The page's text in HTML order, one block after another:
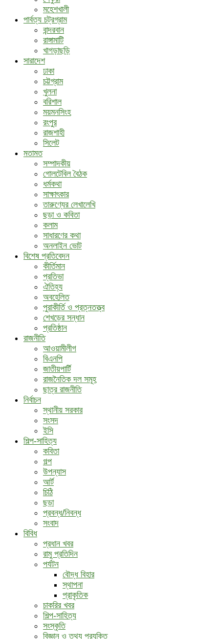
মহেশখালী
পার্বত্য চট্রগ্রাম
বান্দরবান
রাঙ্গামাটি
খাগড়াছড়ি
সারাদেশ
ঢাকা
চট্টগ্রাম
খুলনা
বরিশাল
ময়মনসিংহ
রংপুর
রাজশাহী
সিলেট
মতামত
সম্পাদকীয়
গোলটেবিল বৈঠক
ধর্মকথা
সাক্ষাৎকার
তারুণ্যের লেখালেখি
ছড়া ও কবিতা
কলাম
সাধারণের কথা
অনলাইন ভোট
বিশেষ প্রতিবেদন
কীর্তিমান
প্রতিভা
ঐতিহ্য
অবহেলিত
পুরাকীর্তি ও প্রত্নতত্ত্ব
শেখড়ের সন্ধান
প্রতিষ্ঠান
রাজনীতি
আওয়ামীলীগ
বিএনপি
জাতীয়পার্টি
রাজনৈতিক দল সমূহ
ছাত্র রাজনীতি
নির্বাচন
স্থানীয় সরকার
সংসদ
ইসি
শিল্প-সাহিত্য
কবিতা
গল্প
উপন্যাস
আর্ট
চিঠি
ছড়া
প্রবন্ধ/নিবন্ধ
সংবাদ
বিবিধ
প্রধান খবর
রামু প্রতিদিন
পর্যটন
বৌদ্ধ ‍বিহার
স্থাপনা
প্রাকৃতিক
চাকরির খবর
শিল্প-সাহিত্য
সংস্কৃতি
বিজ্ঞান ও তথ্য প্রযুক্তি